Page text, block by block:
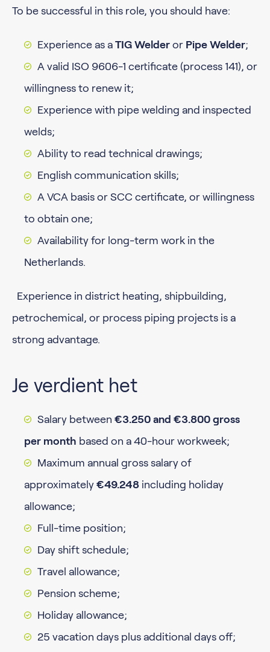
To be successful in this role, you should have:
Experience as a TIG Welder or Pipe Welder;
A valid ISO 9606-1 certificate (process 141), or
willingness to renew it;
Experience with pipe welding and inspected
welds;
Ability to read technical drawings;
English communication skills;
A VCA basis or SCC certificate, or willingness
to obtain one;
Availability for long-term work in the
Netherlands.
Experience in district heating, shipbuilding,
petrochemical, or process piping projects is a
strong advantage.
Je verdient het
Salary between €3.250 and €3.800 gross
per month based on a 40-hour workweek;
Maximum annual gross salary of
approximately €49.248 including holiday
allowance;
Full-time position;
Day shift schedule;
Travel allowance;
Pension scheme;
Holiday allowance;
25 vacation days plus additional days off;